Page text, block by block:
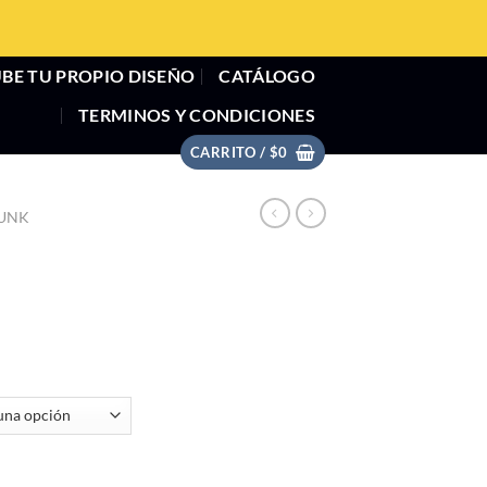
TU PROPIO DISEÑO
CATÁLOGO
TERMINOS Y CONDICIONES
CARRITO / $0